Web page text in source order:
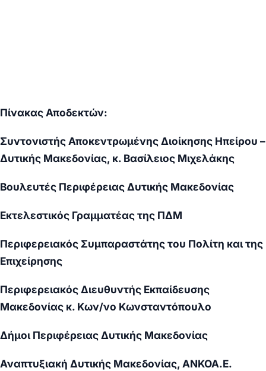
Πίνακας Αποδεκτών:
Συντονιστής Αποκεντρωμένης Διοίκησης Ηπείρου –
Δυτικής Μακεδονίας, κ. Βασίλειος Μιχελάκης
Βουλευτές Περιφέρειας Δυτικής Μακεδονίας
Εκτελεστικός Γραμματέας της ΠΔΜ
Περιφερειακός Συμπαραστάτης του Πολίτη και της
Επιχείρησης
Περιφερειακός Διευθυντής Εκπαίδευσης
Μακεδονίας κ. Κων/νο Κωνσταντόπουλο
Δήμοι Περιφέρειας Δυτικής Μακεδονίας
Αναπτυξιακή Δυτικής Μακεδονίας,ANKOA.E.